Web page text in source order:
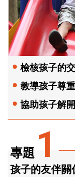
專題 1
孩子的友伴關
檢核孩子的
教導孩子尊
協助孩子解